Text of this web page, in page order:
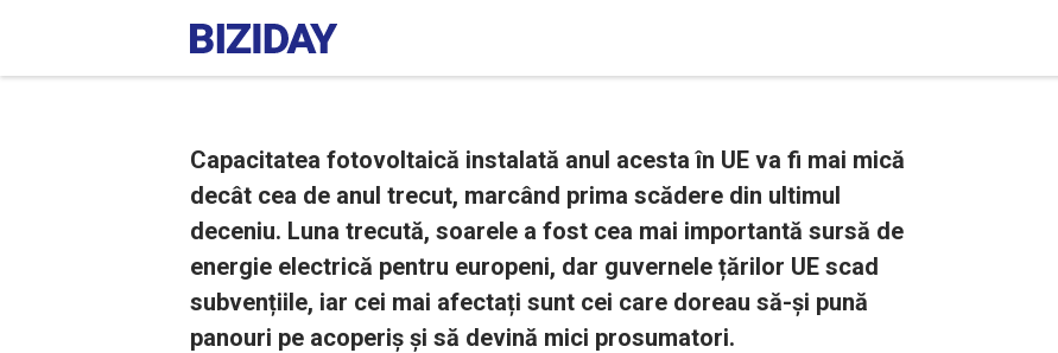
Capacitatea fotovoltaică instalată anul acesta în UE va fi mai mică
decât cea de anul trecut, marcând prima scădere din ultimul
deceniu. Luna trecută, soarele a fost cea mai importantă sursă de
energie electrică pentru europeni, dar guvernele țărilor UE scad
subvențiile, iar cei mai afectați sunt cei care doreau să-și pună
panouri pe acoperiș și să devină mici prosumatori.